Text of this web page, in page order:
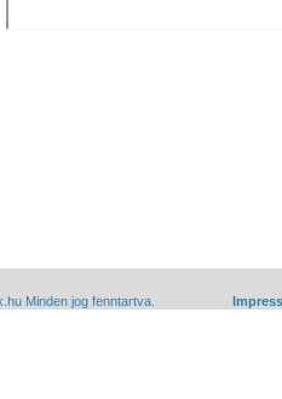
Minden jog fenntartva.